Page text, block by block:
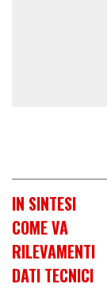
IN SINTESI
COME VA
RILEVAMENTI
DATI TECNICI